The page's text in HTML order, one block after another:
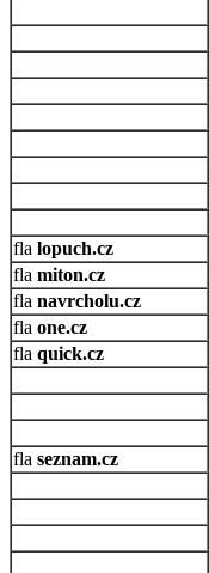
lopuch.cz
miton.cz
navrcholu.cz
one.cz
quick.cz
seznam.cz